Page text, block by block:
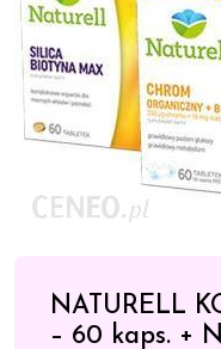
NATURELL
– 60 kaps. +